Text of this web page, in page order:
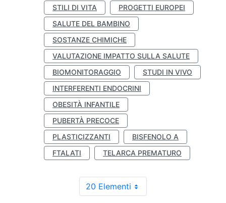
STILI DI VITA
PROGETTI EUROPEI
SALUTE DEL BAMBINO
SOSTANZE CHIMICHE
VALUTAZIONE IMPATTO SULLA SALUTE
BIOMONITORAGGIO
STUDI IN VIVO
INTERFERENTI ENDOCRINI
OBESITÀ INFANTILE
PUBERTÀ PRECOCE
PLASTICIZZANTI
BISFENOLO A
FTALATI
TELARCA PREMATURO
20 Elementi